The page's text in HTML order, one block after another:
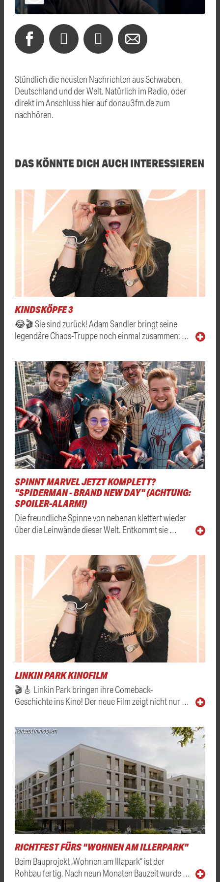
Stündlich die neusten Nachrichten aus Schwaben,
Deutschland und der Welt. Natürlich im Radio, oder
direkt im Anschluss hier auf donau3fm.de zum
nachhören.
DAS KÖNNTE DICH AUCH INTERESSIEREN
KINDSKÖPFE 3
😂🎬 Sie sind zurück! Adam Sandler bringt seine
legendäre Chaos-Truppe noch einmal zusammen: …
SPINNT MARVEL JETZT KOMPLETT?
"SPIDERMAN - BRAND NEW DAY" (ACHTUNG:
SPOILER-ALARM!)
Die freundliche Spinne von nebenan klettert wieder
über die Leinwände dieser Welt. Entkommt sie …
LINKIN PARK KINOFILM
🎬🎸 Linkin Park bringen ihre Comeback-
Geschichte ins Kino! Der neue Film zeigt nicht nur …
Konzept Immobilien
RICHTFEST FÜRS "WOHNEN AM ILLERPARK"
Beim Bauprojekt „Wohnen am Illapark“ ist der
Rohbau fertig. Nach neun Monaten Bauzeit wurde …